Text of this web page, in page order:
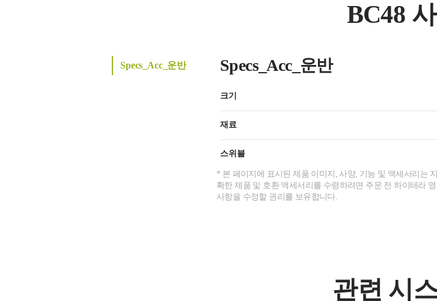
BC48
Specs_Acc_운반 Specs_Acc_운반
크기
재료
스위블
* 본 페이지에 표시된 제품 이미지, 사양, 기능 및 액세서리는
확한 제품 및 호환 액세서리를 수령하려면 주문 전 하이테라
사항을 수정할 권리를 보유합니다.
관련 시